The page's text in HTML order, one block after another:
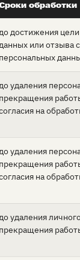
обработки
достижения
или отзыва
персональных
удаления
прекращения
на
удаления
прекращения
на
удаления
прекращения